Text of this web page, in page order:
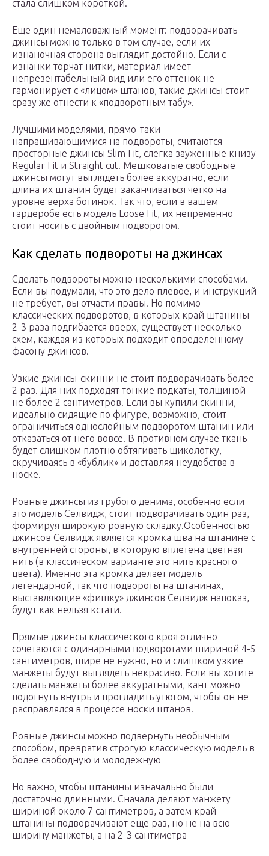
стала слишком короткой.
Еще один немаловажный момент: подворачивать
джинсы можно только в том случае, если их
изнаночная сторона выглядит достойно. Если с
изнанки торчат нитки, материал имеет
непрезентабельный вид или его оттенок не
гармонирует с «лицом» штанов, такие джинсы стоит
сразу же отнести к «подворотным табу».
Лучшими моделями, прямо-таки
напрашивающимися на подвороты, считаются
просторные джинсы Slim Fit, слегка зауженные книзу
Regular Fit и Straight cut. Мешковатые свободные
джинсы могут выглядеть более аккуратно, если
длина их штанин будет заканчиваться четко на
уровне верха ботинок. Так что, если в вашем
гардеробе есть модель Loose Fit, их непременно
стоит носить с двойным подворотом.
Как сделать подвороты на джинсах
Сделать подвороты можно несколькими способами.
Если вы подумали, что это дело плевое, и инструкций
не требует, вы отчасти правы. Но помимо
классических подворотов, в которых край штанины
2-3 раза подгибается вверх, существует несколько
схем, каждая из которых подходит определенному
фасону джинсов.
Узкие джинсы-скинни не стоит подворачивать более
2 раз. Для них подходят тонкие подкаты, толщиной
не более 2 сантиметров. Если вы купили скинни,
идеально сидящие по фигуре, возможно, стоит
ограничиться однослойным подворотом штанин или
отказаться от него вовсе. В противном случае ткань
будет слишком плотно обтягивать щиколотку,
скручиваясь в «бублик» и доставляя неудобства в
носке.
Ровные джинсы из грубого денима, особенно если
это модель Селвидж, стоит подворачивать один раз,
формируя широкую ровную складку.Особенностью
джинсов Селвидж является кромка шва на штанине с
внутренней стороны, в которую вплетена цветная
нить (в классическом варианте это нить красного
цвета). Именно эта кромка делает модель
легендарной, так что подвороты на штанинах,
выставляющие «фишку» джинсов Селвидж напоказ,
будут как нельзя кстати.
Прямые джинсы классического кроя отлично
сочетаются с одинарными подворотами шириной 4-5
сантиметров, шире не нужно, но и слишком узкие
манжеты будут выглядеть некрасиво. Если вы хотите
сделать манжеты более аккуратными, кант можно
подогнуть внутрь и прогладить утюгом, чтобы он не
расправлялся в процессе носки штанов.
Ровные джинсы можно подвернуть необычным
способом, превратив строгую классическую модель в
более свободную и молодежную
Но важно, чтобы штанины изначально были
достаточно длинными. Сначала делают манжету
шириной около 7 сантиметров, а затем край
штанины подворачивают еще раз, но не на всю
ширину манжеты, а на 2-3 сантиметра